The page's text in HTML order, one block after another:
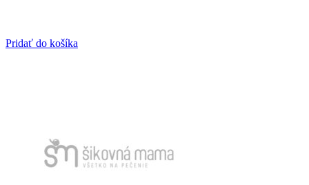
Pridať do košíka